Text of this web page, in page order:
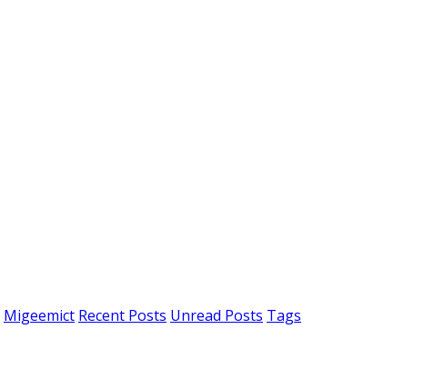
Migeemict Recent Posts Unread Posts Tags